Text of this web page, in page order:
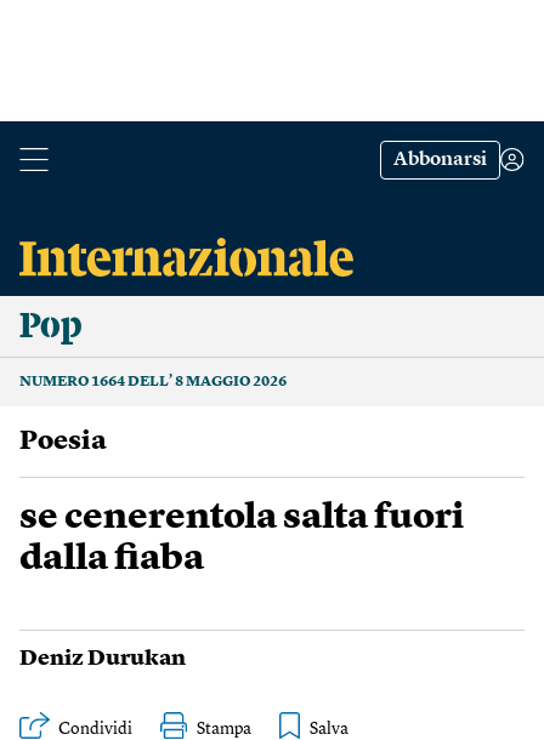
Abbonarsi
Pop
NUMERO 1664 DELL’ 8 MAGGIO 2026
poesia
se cenerentola salta fuori
dalla fiaba
Deniz Durukan
Condividi Stampa